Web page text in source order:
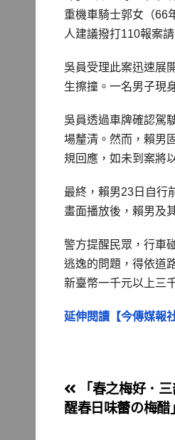
重機車騎士郭女（66
人建議撥打110報案
吳員受理此案迅速展
生擦撞。一名男子現
吳員透過車牌確認駕
場釐清。然而，賴男
規回應，如未到案將
最終，賴男23日自行
畫面播放後，賴男及
警方提醒民眾，行車
逃逸的問題，得依道
新臺幣一千元以上三
延伸閱讀【今傳媒報社
文
章
「春之梅好．
醒春日味蕾の梅醋